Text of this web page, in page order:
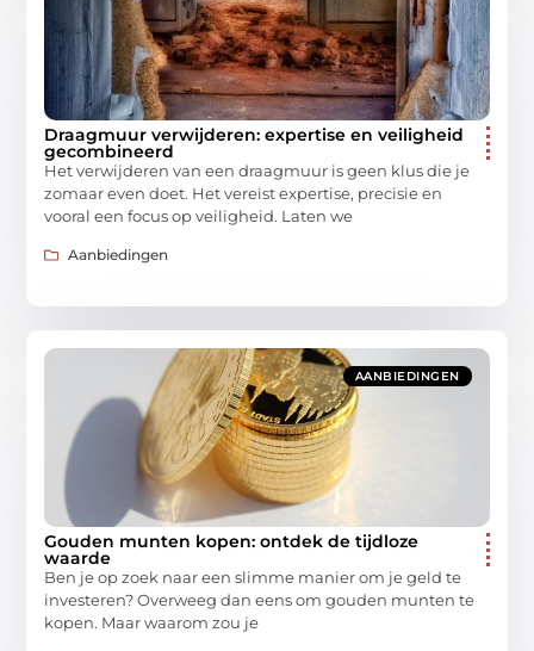
Draagmuur verwijderen: expertise en veiligheid
gecombineerd
Het verwijderen van een draagmuur is geen klus die je
zomaar even doet. Het vereist expertise, precisie en
vooral een focus op veiligheid. Laten we
Aanbiedingen
AANBIEDINGEN
Gouden munten kopen: ontdek de tijdloze
waarde
Ben je op zoek naar een slimme manier om je geld te
investeren? Overweeg dan eens om gouden munten te
kopen. Maar waarom zou je